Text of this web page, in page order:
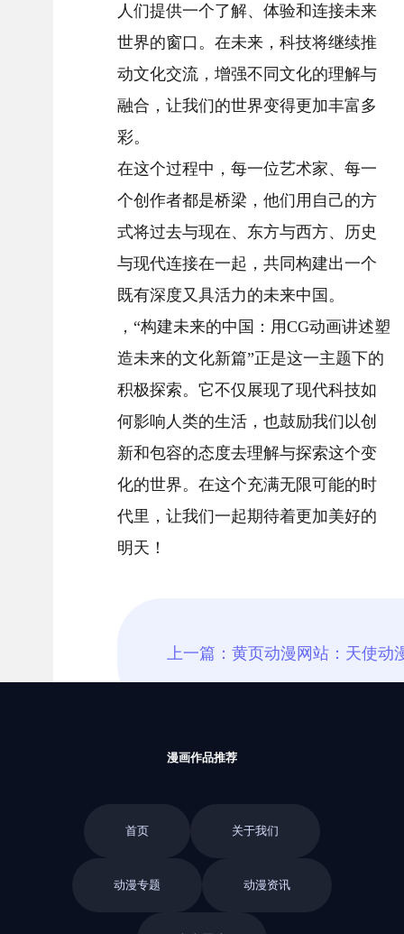
人们提供一个了解、体验和连接未来
世界的窗口。在未来，科技将继续推
动文化交流，增强不同文化的理解与
融合，让我们的世界变得更加丰富多
彩。
在这个过程中，每一位艺术家、每一
个创作者都是桥梁，他们用自己的方
式将过去与现在、东方与西方、历史
与现代连接在一起，共同构建出一个
既有深度又具活力的未来中国。
，“构建未来的中国：用CG动画讲述塑
造未来的文化新篇”正是这一主题下的
积极探索。它不仅展现了现代科技如
何影响人类的生活，也鼓励我们以创
新和包容的态度去理解与探索这个变
化的世界。在这个充满无限可能的时
代里，让我们一起期待着更加美好的
明天！
漫画作品推荐
首页 关于我们
动漫专题 动漫资讯